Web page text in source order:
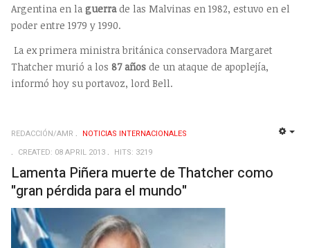
Argentina en la guerrade las Malvinas en 1982, estuvo en el
poder entre 1979 y 1990.
La ex primera ministra británica conservadora Margaret
Thatcher murió a los 87 años de un ataque de apoplejía,
informó hoy su portavoz, lord Bell.
REDACCIÓN/AMR
NOTICIAS INTERNACIONALES
CREATED: 08 APRIL 2013
HITS: 3219
Lamenta Piñera muerte de Thatcher como
"gran pérdida para el mundo"